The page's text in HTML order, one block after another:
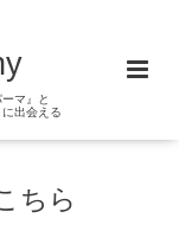
マ』と
出会える
ちら